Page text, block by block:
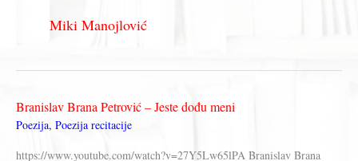
Miki Manojlović
Branislav Brana Petrović – Jeste dođu meni
Poezija, Poezija recitacije
https://www.youtube.com/watch?v=27Y5Lw65lPA Branislav Brana